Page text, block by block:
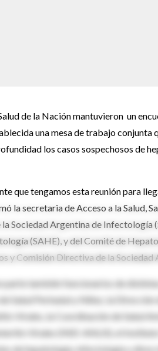
de la Nación mantuvieron un
una mesa de trabajo
los casos sospechosos de
que tengamos esta reunión para
la secretaria de Acceso a la Salud,
Sociedad Argentina de Infectología
(SAHE), y del Comité de
y Comisión Directiva de la Sociedad
parte también funcionarios de
Salud Perinatal y Niñez, la
Virales, la Coordinación de Salud
Virales (INEI-ANLIS), el
de hepatología, infectología y